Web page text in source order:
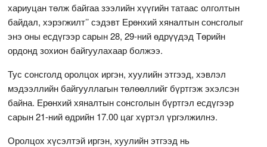
хариуцан төлж байгаа зээлийн хүүгийн татаас олголтын
байдал, хэрэгжилт’’ сэдэвт Ерөнхий хяналтын сонсголыг
энэ оны есдүгээр сарын 28, 29-ний өдрүүдэд Төрийн
ордонд зохион байгуулахаар болжээ.
Тус сонсголд оролцох иргэн, хуулийн этгээд, хэвлэл
мэдээллийн байгууллагын төлөөллийг бүртгэж эхэлсэн
байна. Ерөнхий хяналтын сонсголын бүртгэл есдүгээр
сарын 21-ний өдрийн 17.00 цаг хүртэл үргэлжилнэ.
Оролцох хүсэлтэй иргэн, хуулийн этгээд нь